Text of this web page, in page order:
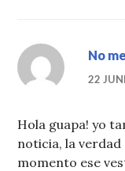
No
22
Hola guapa! yo
noticia, la verdad
momento ese